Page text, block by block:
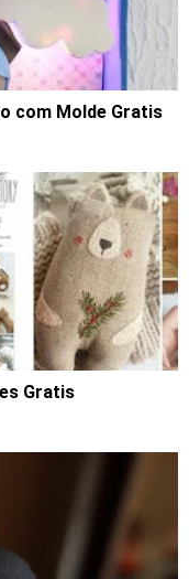
com Molde Gratis
Gratis